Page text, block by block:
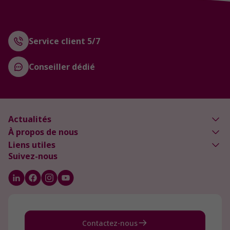
Service client 5/7
Conseiller dédié
Actualités
À propos de nous
Liens utiles
Suivez-nous
Contactez-nous